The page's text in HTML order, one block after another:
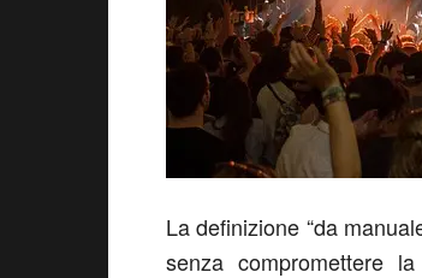
La definizione “da
senza compromettere